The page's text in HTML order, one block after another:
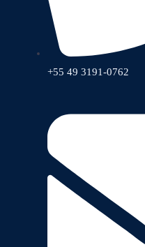
+55 49 3191-0762